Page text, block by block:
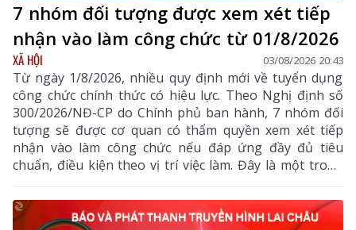
7 nhóm đối tượng được xem xét tiếp
nhận vào làm công chức từ 01/8/2026
XÃ HỘI 03/08/2026 20:43
Từ ngày 1/8/2026, nhiều quy định mới về tuyển dụng
công chức chính thức có hiệu lực. Theo Nghị định số
300/2026/NĐ-CP do Chính phủ ban hành, 7 nhóm đối
tượng sẽ được cơ quan có thẩm quyền xem xét tiếp
nhận vào làm công chức nếu đáp ứng đầy đủ tiêu
chuẩn, điều kiện theo vị trí việc làm. Đây là một trong
những điểm mới đáng chú ý nhằm bổ sung, thu hút
nguồn nhân lực chất lượng cao vào khu vực công.